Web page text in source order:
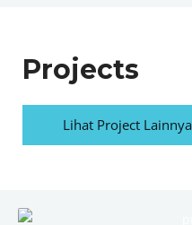
Projects
Lihat Project Lainnya